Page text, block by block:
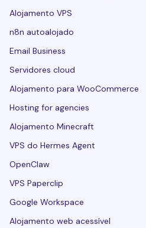
Alojamento VPS
n8n autoalojado
Email Business
Servidores cloud
Alojamento para WooCommerce
Hosting for agencies
Alojamento Minecraft
VPS do Hermes Agent
OpenClaw
VPS Paperclip
Google Workspace
Alojamento web acessível